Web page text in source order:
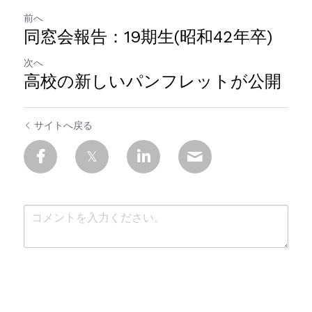
前へ
同窓会報告：19期生(昭和42年卒)
次へ
高校の新しいパンフレットが公開
サイトへ戻る